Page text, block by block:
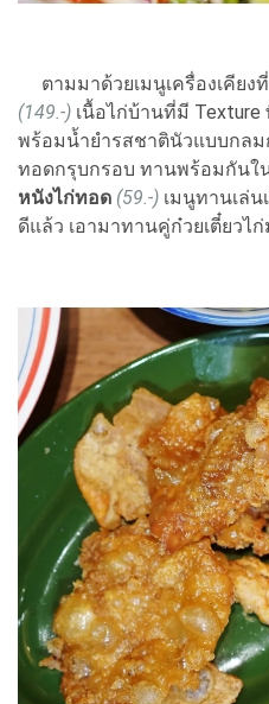
ตามมาด้วยเมนูเครื่องเคียง
(149.-) เนื้อไก่บ้านที่มี Texture
พร้อมน้ำยำรสชาตินัวแบบกล
ทอดกรุบกรอบ ทานพร้อมกันใ
หนังไก่ทอด (59.-) เมนูทานเล่น
ดีแล้ว เอามาทานคู่ก๋วยเตี๋ยวไก่